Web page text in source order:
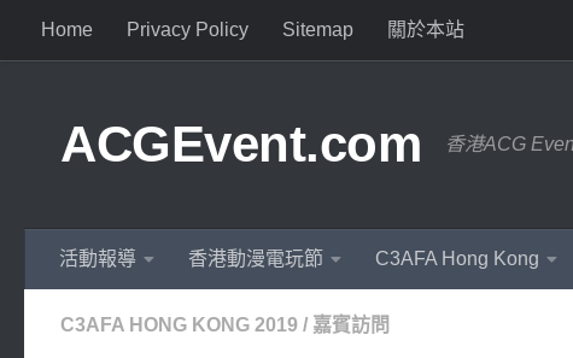
Home Privacy Policy Sitemap 關於本站
ACGEvent.com 香港ACG
活動報導 香港動漫電玩節 C3AFA Hong Kong
C3AFA HONG KONG 2019 / 嘉賓訪問